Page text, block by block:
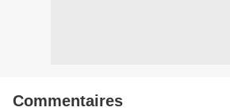
Commentaires